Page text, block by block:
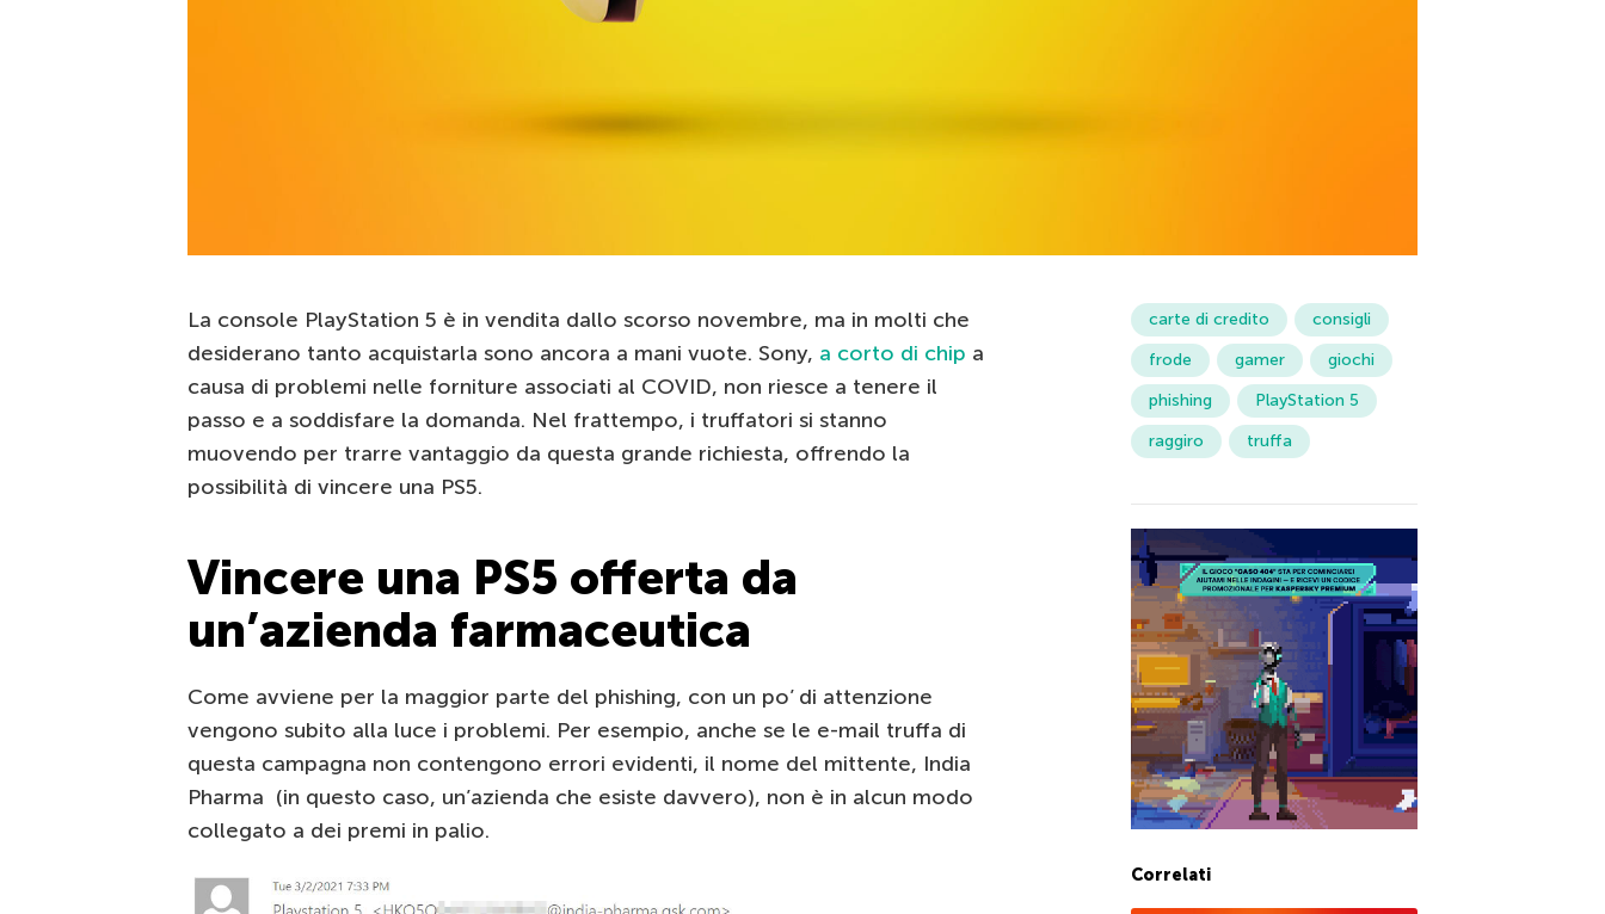
La console PlayStation 5 è in vendita dallo scorso novembre, ma in molti che
desiderano tanto acquistarla sono ancora a mani vuote. Sony, a corto di chip a
causa di problemi nelle forniture associati al COVID, non riesce a tenere il
passo e a soddisfare la domanda. Nel frattempo, i truffatori si stanno
muovendo per trarre vantaggio da questa grande richiesta, offrendo la
possibilità di vincere una PS5.
Vincere una PS5 offerta da
un’azienda farmaceutica
Come avviene per la maggior parte del phishing, con un po’ di attenzione
vengono subito alla luce i problemi. Per esempio, anche se le e-mail truffa di
questa campagna non contengono errori evidenti, il nome del mittente, India
Pharma (in questo caso, un’azienda che esiste davvero), non è in alcun modo
collegato a dei premi in palio.
carte di credito
consigli
frode
gamer
giochi
phishing
PlayStation 5
raggiro
truffa
Correlati